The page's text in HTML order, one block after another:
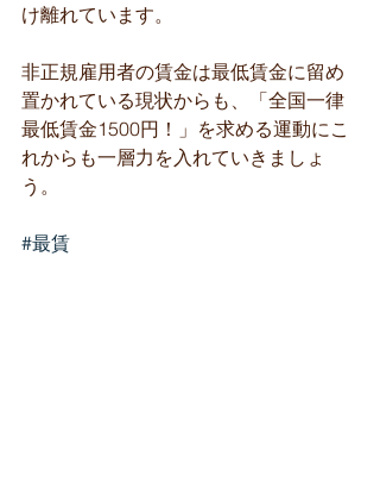
け離れています。
非正規雇用者の賃金は最低賃金に留め
置かれている現状からも、「全国一律
最低賃金1500円！」を求める運動にこ
れからも一層力を入れていきましょ
う。
#最賃